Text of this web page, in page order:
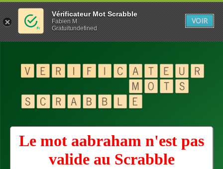
Le mot aabraham n'est pas
valide au Scrabble
Vérificateur Mot Scrabble
Fabien M
Gratuitundefined
VOIR